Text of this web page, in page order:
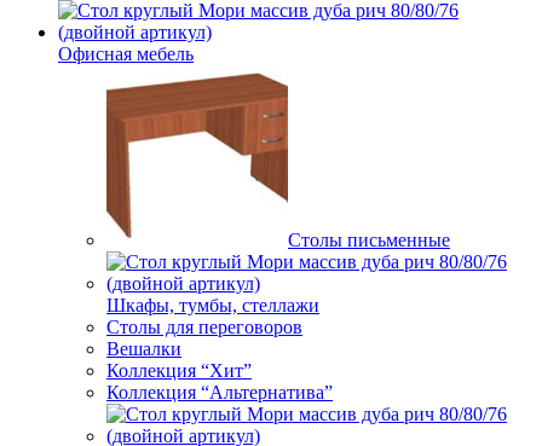
Офисная мебель
Столы письменные
Шкафы, тумбы, стеллажи
Столы для переговоров
Вешалки
Коллекция “Хит”
Коллекция “Альтернатива”